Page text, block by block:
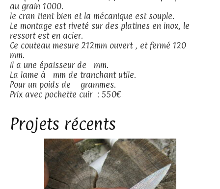
au grain 1000.
le cran tient bien et la mécanique est souple.
Le montage est riveté sur des platines en inox, le
ressort est en acier.
Ce couteau mesure 212mm ouvert , et fermé 120
mm.
Il a une épaisseur de mm.
La lame à mm de tranchant utile.
Pour un poids de grammes.
Prix avec pochette cuir : 550€
Projets récents